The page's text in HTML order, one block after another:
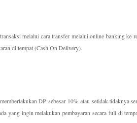
melalui cara transfer melalui online banking ke
di tempat (Cash On Delivery).
DP sebesar 10% atau setidak-tidaknya
yang ingin melakukan pembayaran secara full di